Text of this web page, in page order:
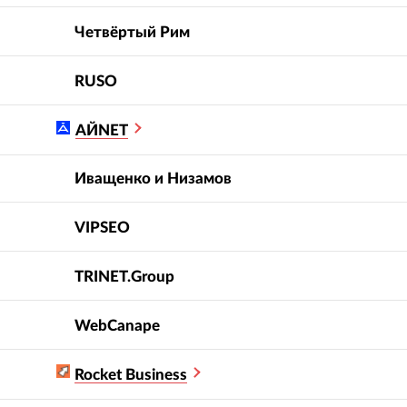
Вероятность
рекомендации
сопровождение, SEO-
разработки и продвижение
Четвёртый Рим
RUSO
АЙNET
Иващенко и Низамов
VIPSEO
TRINET.Group
WebCanape
Rocket Business